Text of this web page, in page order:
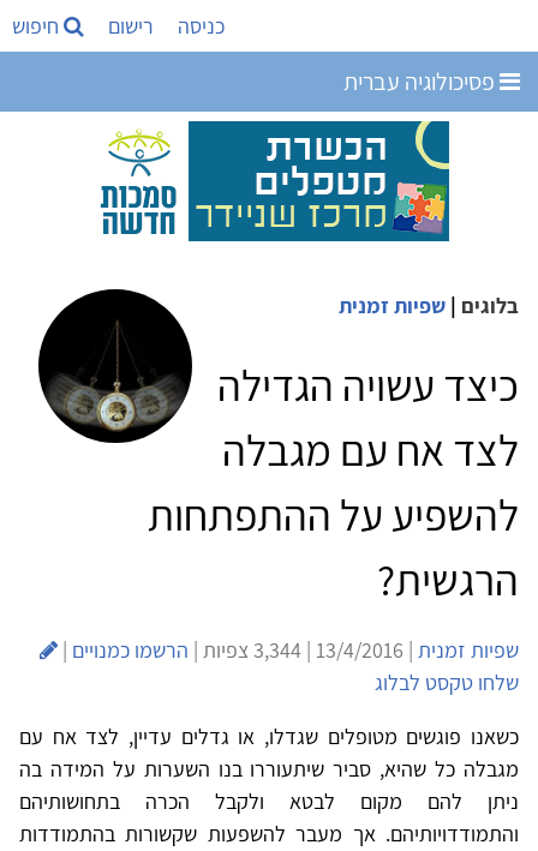
כניסה רישום חיפוש
פסיכולוגיה עברית
בלוגים | שפיות זמנית
כיצד עשויה הגדילה
לצד אח עם מגבלה
להשפיע על ההתפתחות
הרגשית?
שפיות זמנית | 13/4/2016 | 3,344 צפיות | הרשמו כמנויים |
שלחו טקסט לבלוג
כשאנו פוגשים מטופלים שגדלו, או גדלים עדיין, לצד אח עם
מגבלה כל שהיא, סביר שיתעוררו בנו השערות על המידה בה
ניתן להם מקום לבטא ולקבל הכרה בתחושותיהם
והתמודדויותיהם. אך מעבר להשפעות שקשורות בהתמודדות